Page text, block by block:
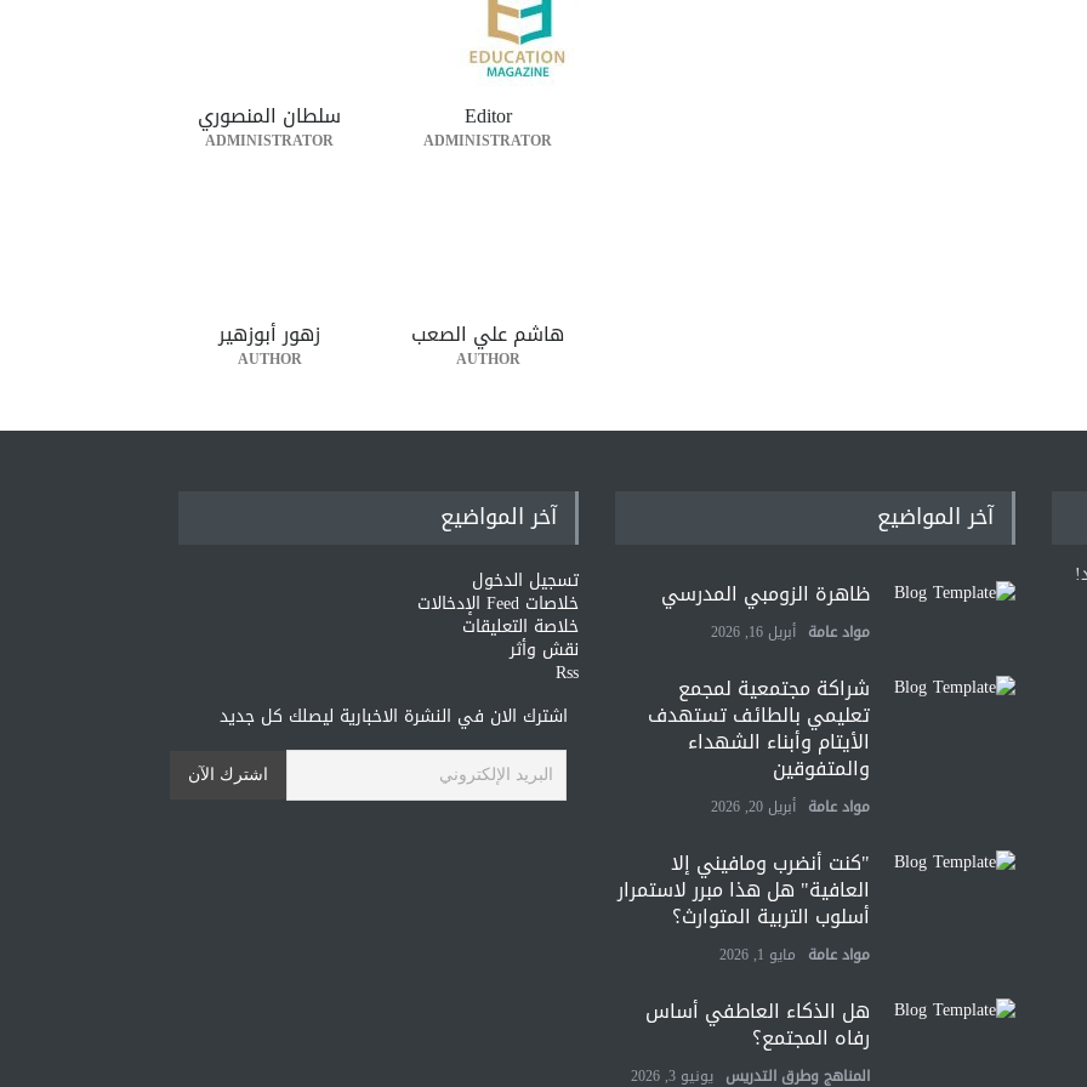
Editor
ADMINISTRATOR
سلطان المنصوري
ADMINISTRATOR
هاشم علي الصعب
AUTHOR
زهور أبوزهير
AUTHOR
آخر المواضيع
ظاهرة الزومبي المدرسي
مواد عامة أبريل 16, 2026
شراكة مجتمعية لمجمع
تعليمي بالطائف تستهدف
الأيتام وأبناء الشهداء
والمتفوقين
مواد عامة أبريل 20, 2026
"كنت أنضرب ومافيني إلا
العافية" هل هذا مبرر لاستمرار
أسلوب التربية المتوارث؟
مواد عامة مايو 1, 2026
هل الذكاء العاطفي أساس
رفاه المجتمع؟
المناهج وطرق التدريس يونيو 3, 2026
آخر المواضيع
تسجيل الدخول
خلاصات Feed الإدخالات
خلاصة التعليقات
نقش وأثر
Rss
اشترك الان في النشرة الاخبارية ليصلك كل جديد